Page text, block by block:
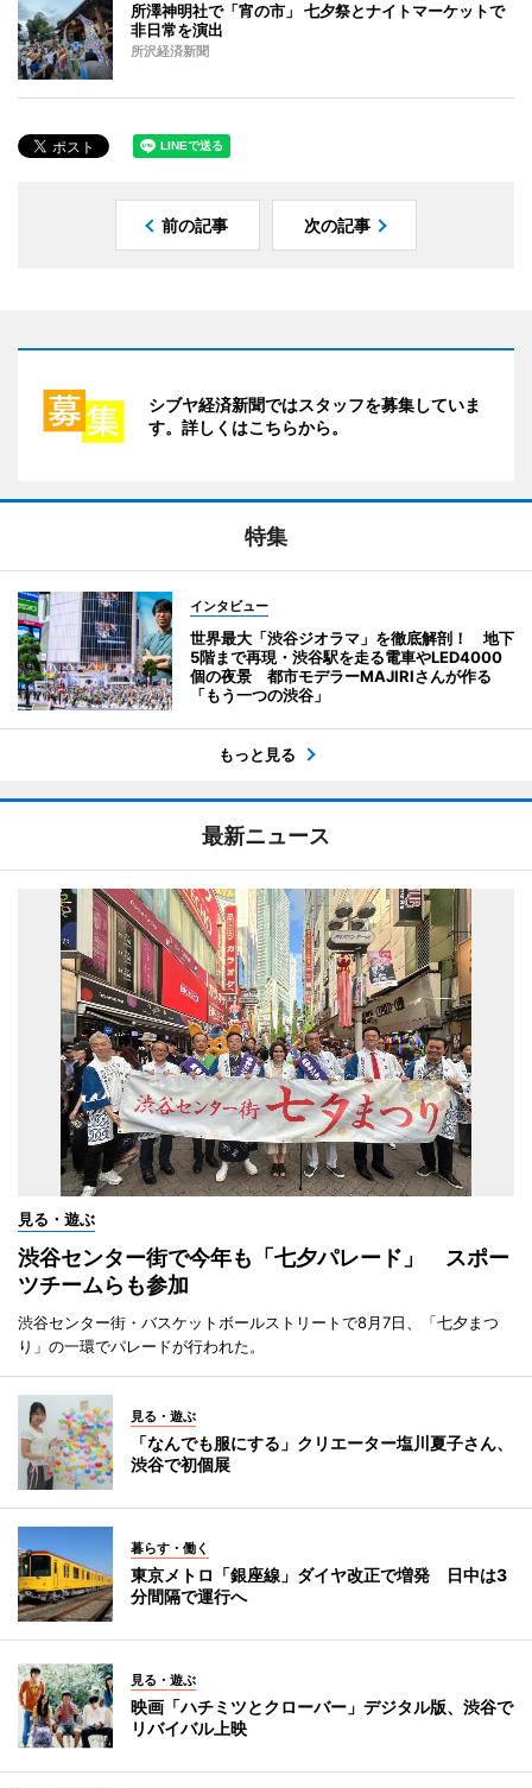
所澤神明社で「宵の市」 七夕祭とナイトマーケットで
非日常を演出
所沢経済新聞
前の記事 次の記事
シブヤ経済新聞ではスタッフを募集していま
す。詳しくはこちらから。
特集
インタビュー
世界最大「渋谷ジオラマ」を徹底解剖！ 地下
5階まで再現・渋谷駅を走る電車やLED4000
個の夜景 都市モデラーMAJIRIさんが作る
「もう一つの渋谷」
もっと見る
最新ニュース
見る・遊ぶ
渋谷センター街で今年も「七夕パレード」 スポー
ツチームらも参加
渋谷センター街・バスケットボールストリートで8月7日、「七夕まつ
り」の一環でパレードが行われた。
見る・遊ぶ
「なんでも服にする」クリエーター塩川夏子さん、
渋谷で初個展
暮らす・働く
東京メトロ「銀座線」ダイヤ改正で増発 日中は3
分間隔で運行へ
見る・遊ぶ
映画「ハチミツとクローバー」デジタル版、渋谷で
リバイバル上映